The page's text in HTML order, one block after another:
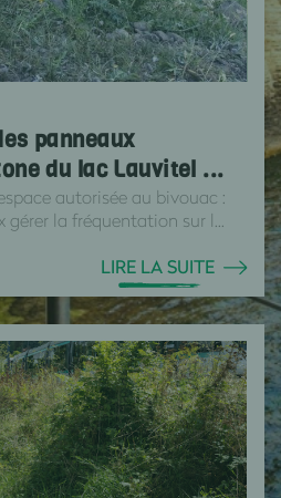
panneaux
du lac Lauvitel ...
autorisée au bivouac :
la fréquentation sur l...
LIRE LA SUITE